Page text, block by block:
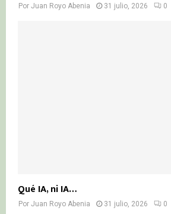
Por Juan Royo Abenia 31 julio, 2026 0
Qué IA, ni IA…
Por Juan Royo Abenia 31 julio, 2026 0